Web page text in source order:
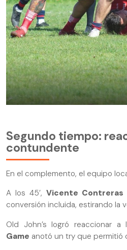
Segundo tiempo:
contundente
En el complemento, el equipo
A los 45’,Vicente Contreras
conversión incluida, estirando la
Old John’s logró reaccionar a
Game anotó un try que permitió